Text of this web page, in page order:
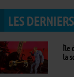
LES
Île
la